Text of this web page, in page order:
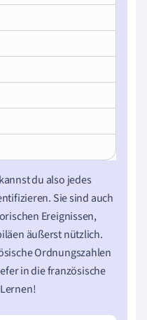
du also jedes
Sie sind auch
Ereignissen,
äußerst nützlich.
Ordnungszahlen
in die französische